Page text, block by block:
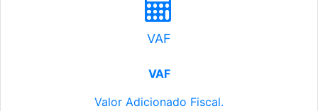
VAF
VAF
Valor Adicionado Fiscal.